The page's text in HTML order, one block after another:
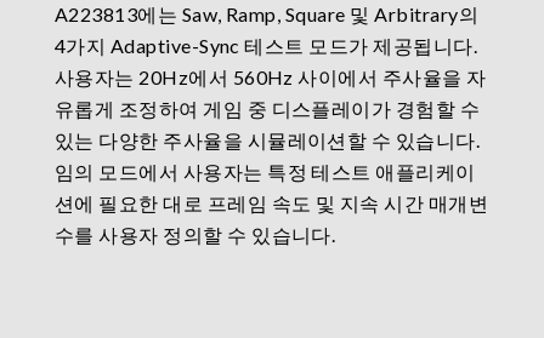
A223813에는 Saw, Ramp, Square 및 Arbitrary의
4가지 Adaptive-Sync 테스트 모드가 제공됩니다.
사용자는 20Hz에서 560Hz 사이에서 주사율을 자
유롭게 조정하여 게임 중 디스플레이가 경험할 수
있는 다양한 주사율을 시뮬레이션할 수 있습니다.
임의 모드에서 사용자는 특정 테스트 애플리케이
션에 필요한 대로 프레임 속도 및 지속 시간 매개변
수를 사용자 정의할 수 있습니다.